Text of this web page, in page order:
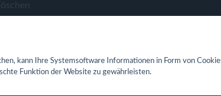
kann Ihre Systemsoftware Informationen in Form von
Funktion der Website zu gewährleisten.